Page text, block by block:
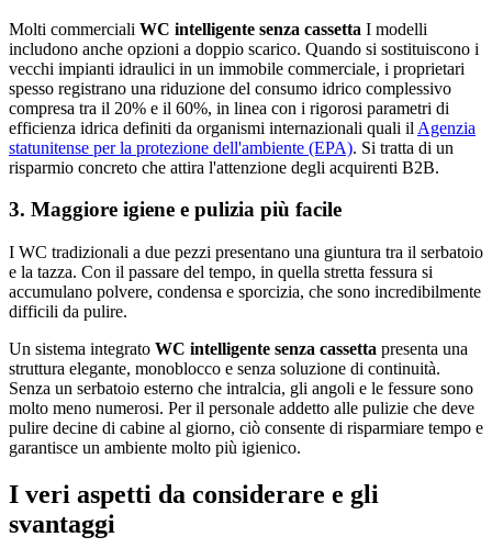
Molti commerciali WC intelligente senza cassetta I modelli
includono anche opzioni a doppio scarico. Quando si sostituiscono i
vecchi impianti idraulici in un immobile commerciale, i proprietari
spesso registrano una riduzione del consumo idrico complessivo
compresa tra il 20% e il 60%, in linea con i rigorosi parametri di
efficienza idrica definiti da organismi internazionali quali il Agenzia
statunitense per la protezione dell'ambiente (EPA). Si tratta di un
risparmio concreto che attira l'attenzione degli acquirenti B2B.
3. Maggiore igiene e pulizia più facile
I WC tradizionali a due pezzi presentano una giuntura tra il serbatoio
e la tazza. Con il passare del tempo, in quella stretta fessura si
accumulano polvere, condensa e sporcizia, che sono incredibilmente
difficili da pulire.
Un sistema integrato WC intelligente senza cassetta presenta una
struttura elegante, monoblocco e senza soluzione di continuità.
Senza un serbatoio esterno che intralcia, gli angoli e le fessure sono
molto meno numerosi. Per il personale addetto alle pulizie che deve
pulire decine di cabine al giorno, ciò consente di risparmiare tempo e
garantisce un ambiente molto più igienico.
I veri aspetti da considerare e gli
svantaggi